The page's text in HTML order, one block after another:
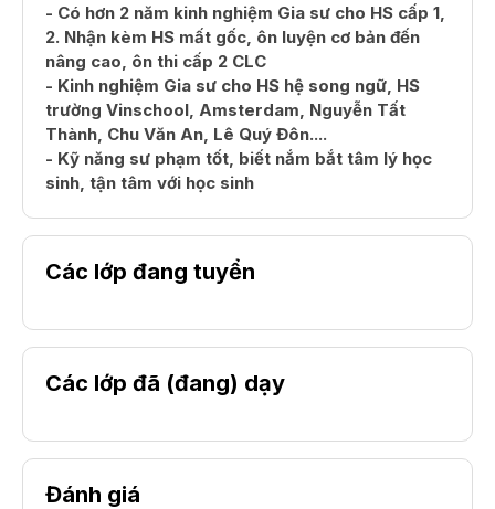
- Có hơn 2 năm kinh nghiệm Gia sư cho HS cấp 1,
2. Nhận kèm HS mất gốc, ôn luyện cơ bản đến
nâng cao, ôn thi cấp 2 CLC
- Kinh nghiệm Gia sư cho HS hệ song ngữ, HS
trường Vinschool, Amsterdam, Nguyễn Tất
Thành, Chu Văn An, Lê Quý Đôn....
- Kỹ năng sư phạm tốt, biết nắm bắt tâm lý học
sinh, tận tâm với học sinh
Các lớp đang tuyển
Các lớp đã (đang) dạy
Đánh giá